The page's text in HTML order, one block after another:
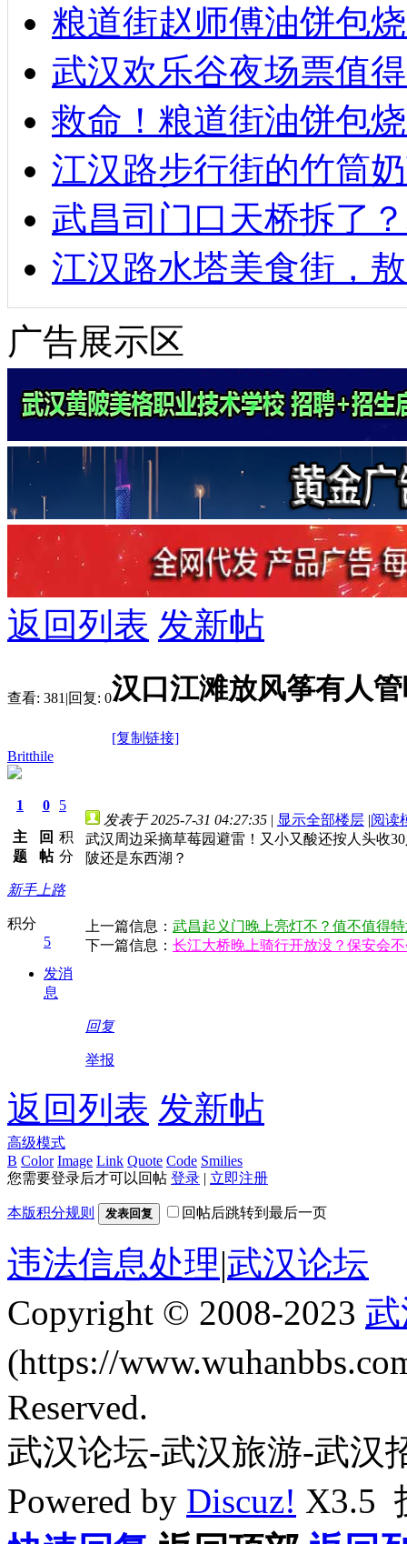
粮道街赵师傅油饼包
武汉欢乐谷夜场票值
救命！粮道街油饼包
江汉路步行街的竹筒
武昌司门口天桥拆了
江汉路水塔美食街，
广告展示区
返回列表 发新帖
查看: 381 |回复: 0汉口江滩放风筝有人
[复制链接]
Britthile
1
主
题
0
回
帖
5
积
分
新手上路
积分
5
发消
息
发表于 2025-7-31 04:27:35 | 显示全部楼层 |阅读
武汉周边采摘草莓园避雷！又小又酸还按人头收
陂还是东西湖？
上一篇信息： 武昌起义门晚上亮灯不？值不值得
下一篇信息： 长江大桥晚上骑行开放没？保安会
回复
举报
返回列表 发新帖
高级模式
B Color Image Link Quote Code Smilies
您需要登录后才可以回帖 登录 | 立即注册
本版积分规则 发表回复 回帖后跳转到最后一页
违法信息处理|武汉论坛
Copyright © 2008-2023
(https://
Reserved.
武汉论坛-武汉旅游-武汉
Powered by Discuz! X3.5